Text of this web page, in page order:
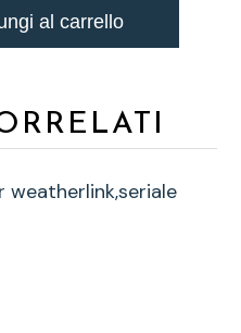
al carrello
weatherlink,seriale